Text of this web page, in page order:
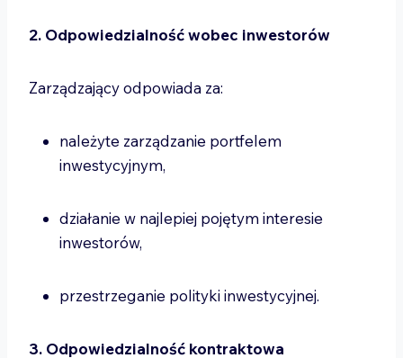
2. Odpowiedzialność wobec inwestorów
Zarządzający odpowiada za:
należyte zarządzanie portfelem
inwestycyjnym,
działanie w najlepiej pojętym interesie
inwestorów,
przestrzeganie polityki inwestycyjnej.
3. Odpowiedzialność kontraktowa